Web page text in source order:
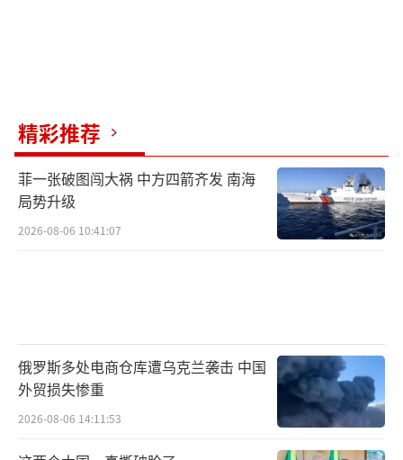
精彩推荐
菲一张破图闯大祸 中方四箭齐发 南海
局势升级
2026-08-06 10:41:07
俄罗斯多处电商仓库遭乌克兰袭击 中国
外贸损失惨重
2026-08-06 14:11:53